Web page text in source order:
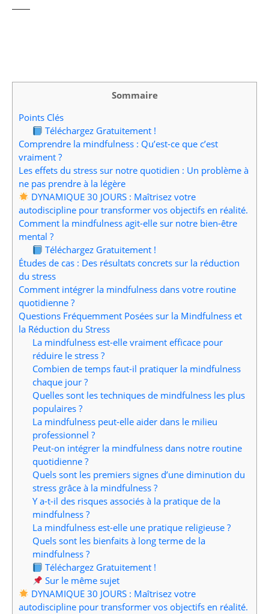
Sommaire
Points Clés
Téléchargez Gratuitement !
Comprendre la mindfulness : Qu’est-ce que c’est
vraiment ?
Les effets du stress sur notre quotidien : Un problème à
ne pas prendre à la légère
DYNAMIQUE 30 JOURS : Maîtrisez votre
autodiscipline pour transformer vos objectifs en réalité.
Comment la mindfulness agit-elle sur notre bien-être
mental ?
Téléchargez Gratuitement !
Études de cas : Des résultats concrets sur la réduction
du stress
Comment intégrer la mindfulness dans votre routine
quotidienne ?
Questions Fréquemment Posées sur la Mindfulness et
la Réduction du Stress
La mindfulness est-elle vraiment efficace pour
réduire le stress ?
Combien de temps faut-il pratiquer la mindfulness
chaque jour ?
Quelles sont les techniques de mindfulness les plus
populaires ?
La mindfulness peut-elle aider dans le milieu
professionnel ?
Peut-on intégrer la mindfulness dans notre routine
quotidienne ?
Quels sont les premiers signes d’une diminution du
stress grâce à la mindfulness ?
Y a-t-il des risques associés à la pratique de la
mindfulness ?
La mindfulness est-elle une pratique religieuse ?
Quels sont les bienfaits à long terme de la
mindfulness ?
Téléchargez Gratuitement !
Sur le même sujet
DYNAMIQUE 30 JOURS : Maîtrisez votre
autodiscipline pour transformer vos objectifs en réalité.